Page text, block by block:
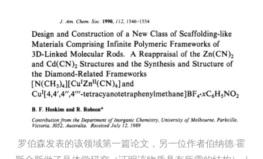
罗伯森发表的该领域第一篇论文，另一位作者伯纳德·霍